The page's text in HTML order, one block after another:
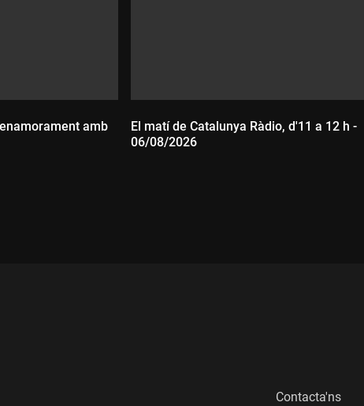
amb
El matí de Catalunya Ràdio, d'11 a 12 h -
06/08/2026
Contacta'ns